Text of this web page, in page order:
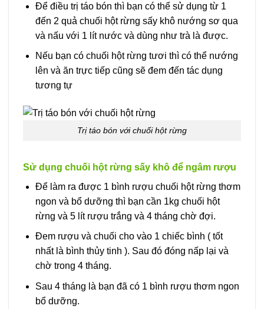
Để điều trị táo bón thì bạn có thể sử dụng từ 1
đến 2 quả chuối hột rừng sấy khô nướng sơ qua
và nấu với 1 lít nước và dùng như trà là được.
Nếu bạn có chuối hột rừng tươi thì có thể nướng
lên và ăn trực tiếp cũng sẽ đem đến tác dụng
tương tự
Trị táo bón với chuối hột rừng
Sử dụng chuối hột rừng sấy khô để ngâm rượu
Để làm ra được 1 bình rượu chuối hột rừng thơm
ngon và bổ dưỡng thì bạn cần 1kg chuối hột
rừng và 5 lít rượu trắng và 4 tháng chờ đợi.
Đem rượu và chuối cho vào 1 chiếc bình ( tốt
nhất là bình thủy tinh ). Sau đó đóng nấp lại và
chờ trong 4 tháng.
Sau 4 tháng là bạn đã có 1 bình rượu thơm ngon
bổ dưỡng.